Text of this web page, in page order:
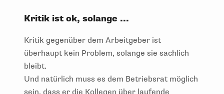
Kritik ist ok, solange ...
Kritik gegenüber dem Arbeitgeber ist
überhaupt kein Problem, solange sie sachlich
bleibt.
Und natürlich muss es dem Betriebsrat möglich
sein, dass er die Kollegen über laufende